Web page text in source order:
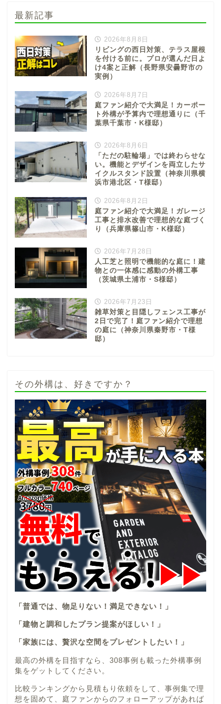
最新記事
2026年8月8日
リビングの西日対策、テラス屋根
を付ける前に。プロが選んだ日よ
け4案と正解（長野県安曇野市の
実例）
2026年8月7日
庭ファン紹介で大満足！カーポー
ト外構が予算内で理想通りに（千
葉県千葉市・K様邸）
2026年8月6日
「ただの駐輪場」では終わらせな
い。機能とデザインを両立したサ
イクルスタンド設置（神奈川県横
浜市港北区・T様邸）
2026年8月2日
庭ファン紹介で大満足！ガレージ
工事と排水改善で理想的な庭づく
り（兵庫県篠山市・K様邸）
2026年7月28日
人工芝と照明で機能的な庭に！建
物との一体感に感動の外構工事
（茨城県土浦市・S様邸）
2026年7月23日
雑草対策と目隠しフェンス工事が
2日で完了！庭ファン紹介で理想
の庭に（神奈川県秦野市・T様
邸）
その外構は、好きですか？
「普通では、物足りない！満足できない！」
「建物と調和したプラン提案がほしい！」
「家族には、贅沢な空間をプレゼントしたい！」
最高の外構を目指すなら、308事例も載った外構事例
集をゲットしてください。
比較ランキングから見積もり依頼をして、事例集で理
想を固めて、庭ファンからのフォローアップがあれば